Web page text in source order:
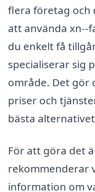
flera företag och
att använda xn--
du enkelt få
specialiserar sig
område. Det gör
priser och
bästa
För att göra det
rekommenderar
information om